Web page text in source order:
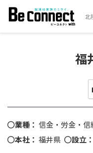
北
福
業種： 信金・労金・
本社： 福井県 設立：